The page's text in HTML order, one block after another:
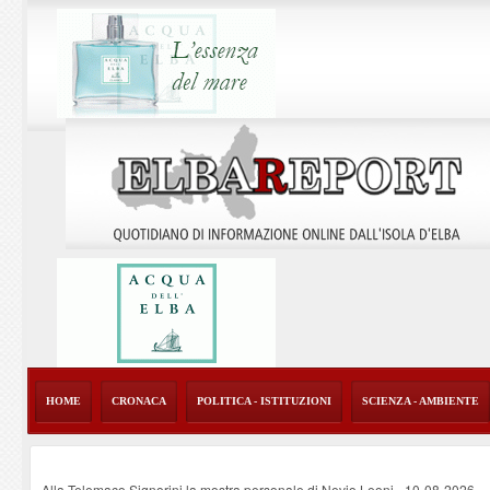
HOME CRONACA POLITICA - ISTITUZIONI SCIENZA - AMBIENTE